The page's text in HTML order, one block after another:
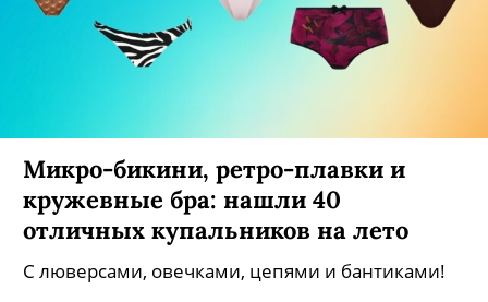
Микро-бикини, ретро-плавки и
кружевные бра: нашли 40
отличных купальников на лето
С люверсами, овечками, цепями и бантиками!